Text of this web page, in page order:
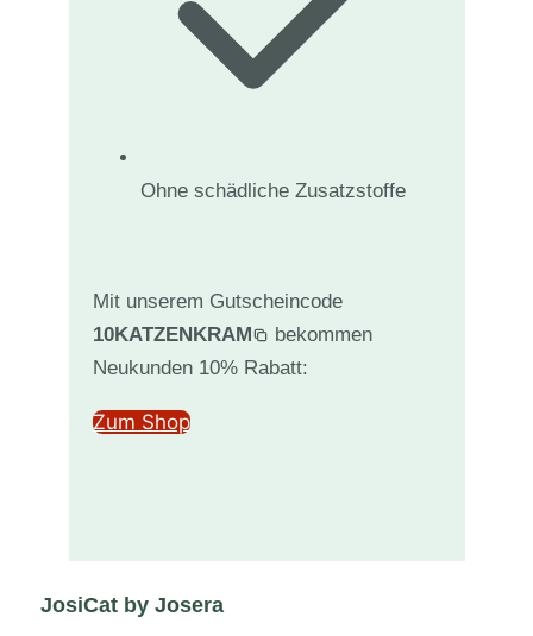
Ohne schädliche Zusatzstoffe
Mit unserem Gutscheincode
10KATZENKRAM
bekommen
Neukunden 10% Rabatt:
Zum Shop
JosiCat by Josera